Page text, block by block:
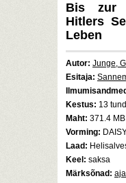
Bis zur
Hitlers
Leben
Autor: Junge,
Esitaja:
Kestus: 13
Maht: 371.4 MB
Vorming:
Laad:
Keel: saksa
Märksõnad: